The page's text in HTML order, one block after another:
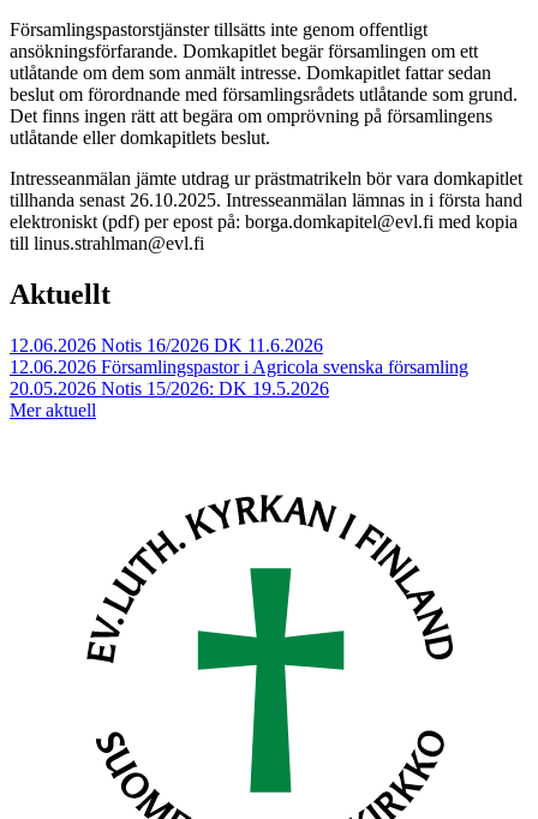
Församlingspastorstjänster tillsätts inte genom offentligt
ansökningsförfarande. Domkapitlet begär församlingen om ett
utlåtande om dem som anmält intresse. Domkapitlet fattar sedan
beslut om förordnande med församlingsrådets utlåtande som grund.
Det finns ingen rätt att begära om omprövning på församlingens
utlåtande eller domkapitlets beslut.
Intresseanmälan jämte utdrag ur prästmatrikeln bör vara domkapitlet
tillhanda senast 26.10.2025. Intresseanmälan lämnas in i första hand
elektroniskt (pdf) per epost på: borga.domkapitel@evl.fi med kopia
till linus.strahlman@evl.fi
Aktuellt
12.06.2026 Notis 16/2026 DK 11.6.2026
12.06.2026 Församlingspastor i Agricola svenska församling
20.05.2026 Notis 15/2026: DK 19.5.2026
Mer aktuell